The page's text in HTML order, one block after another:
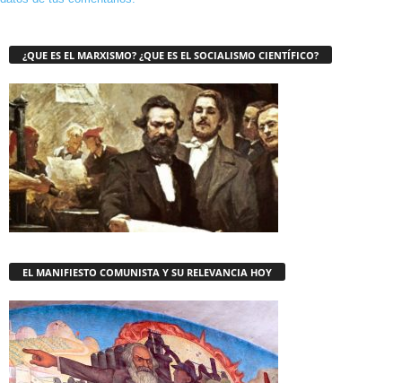
¿QUE ES EL MARXISMO? ¿QUE ES EL SOCIALISMO CIENTÍFICO?
EL MANIFIESTO COMUNISTA Y SU RELEVANCIA HOY